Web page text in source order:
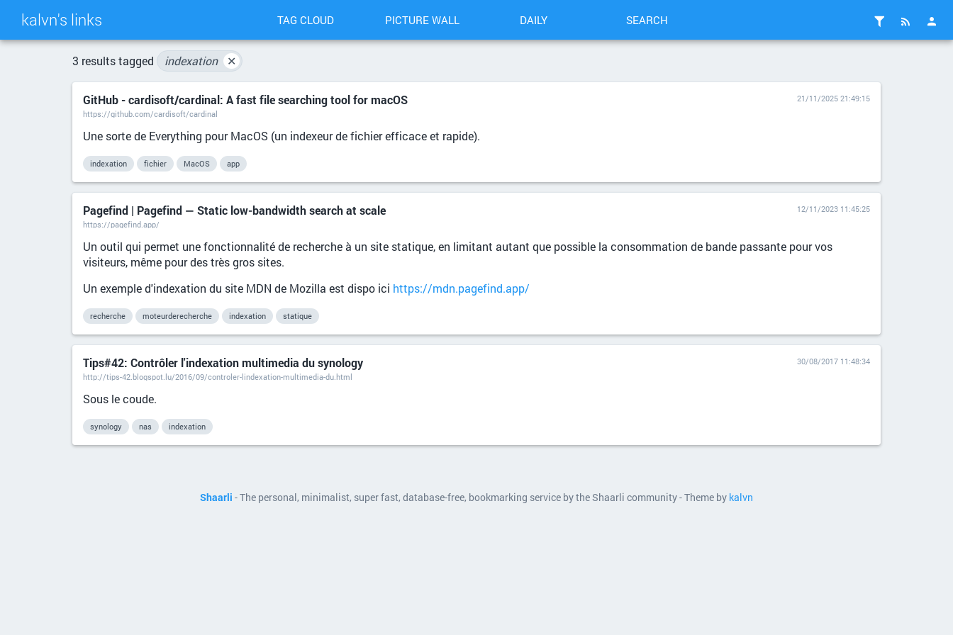
kalvn's links TAG CLOUD PICTURE WALL DAILY SEARCH
3 results tagged indexation ✕
GitHub - cardisoft/cardinal: A fast file searching tool for macOS
https://github.com/cardisoft/cardinal
21/11/2025 21:49:15
Une sorte de Everything pour MacOS (un indexeur de fichier efficace et rapide).
indexation fichier MacOS app
Pagefind | Pagefind — Static low-bandwidth search at scale
https://pagefind.app/
12/11/2023 11:45:25
Un outil qui permet une fonctionnalité de recherche à un site statique, en limitant autant que possible la consommation de bande passante pour vos
visiteurs, même pour des très gros sites.
Un exemple d'indexation du site MDN de Mozilla est dispo ici https://mdn.pagefind.app/
recherche moteurderecherche indexation statique
Tips#42: Contrôler l'indexation multimedia du synology
http://tips-42.blogspot.lu/2016/09/controler-lindexation-multimedia-du.html
30/08/2017 11:48:34
Sous le coude.
synology nas indexation
Shaarli - The personal, minimalist, super fast, database-free, bookmarking service by the Shaarli community - Theme by kalvn